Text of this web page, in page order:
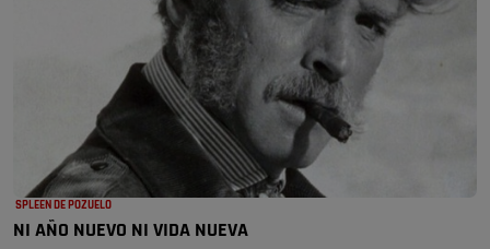
SPLEEN DE POZUELO
NI AÑO NUEVO NI VIDA NUEVA